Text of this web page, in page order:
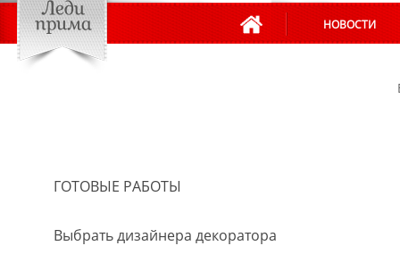
НОВОСТИ
ГОТОВЫЕ РАБОТЫ
Выбрать дизайнера декоратора